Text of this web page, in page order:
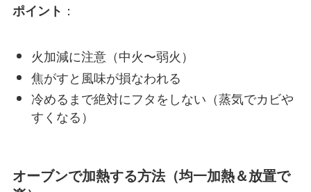
ポイント ：
火加減に注意（中火〜弱火）
焦がすと風味が損なわれる
冷めるまで絶対にフタをしない（蒸気でカビや
すくなる）
オーブンで加熱する方法（均一加熱＆放置で